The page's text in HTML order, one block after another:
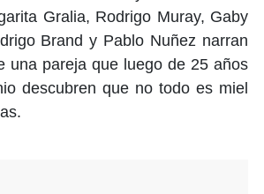
Gralia, Rodrigo Muray, Gaby
Brand y Pablo Nuñez narran
una pareja que luego de 25 años
descubren que no todo es miel